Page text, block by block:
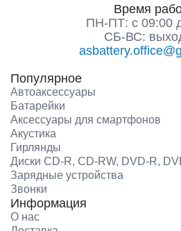
Время
ПН-ПТ: с 09:00
СБ-ВС:
Популярное
Автоаксессуары
Батарейки
Аксессуары для смартфонов
Акустика
Гирлянды
Диски CD-R, CD-RW, DVD-R,
Зарядные устройства
Звонки
Информация
О нас